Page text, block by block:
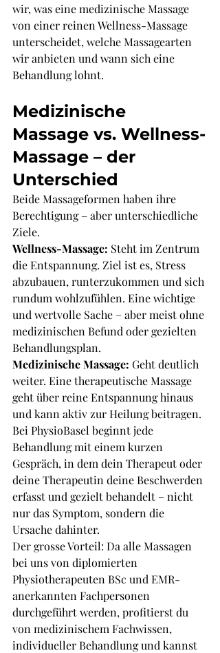
wir, was eine medizinische Massage
von einer reinen Wellness-Massage
unterscheidet, welche Massagearten
wir anbieten und wann sich eine
Behandlung lohnt.
Medizinische
Massage vs. Wellness-
Massage – der
Unterschied
Beide Massageformen haben ihre
Berechtigung – aber unterschiedliche
Ziele.
Wellness-Massage: Steht im Zentrum
die Entspannung. Ziel ist es, Stress
abzubauen, runterzukommen und sich
rundum wohlzufühlen. Eine wichtige
und wertvolle Sache – aber meist ohne
medizinischen Befund oder gezielten
Behandlungsplan.
Medizinische Massage: Geht deutlich
weiter. Eine therapeutische Massage
geht über reine Entspannung hinaus
und kann aktiv zur Heilung beitragen.
Bei PhysioBasel beginnt jede
Behandlung mit einem kurzen
Gespräch, in dem dein Therapeut oder
deine Therapeutin deine Beschwerden
erfasst und gezielt behandelt – nicht
nur das Symptom, sondern die
Ursache dahinter.
Der grosse Vorteil: Da alle Massagen
bei uns von diplomierten
Physiotherapeuten BSc und EMR-
anerkannten Fachpersonen
durchgeführt werden, profitierst du
von medizinischem Fachwissen,
individueller Behandlung und kannst